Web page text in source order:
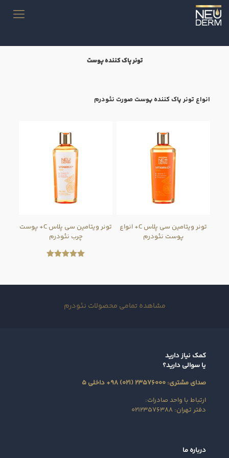
تونر پاک کننده پوست
انواع تونر پاک کننده پوست صورت نئودرم
تونر ویتامین سی پلاس C+ انواع
پوست نئودرم
تونر ویتامین سی پلاس C+ پوست
چرب نئودرم
مشاهده تمامی محصولات نئودرم
کمک نیاز دارید
یا سوالی دارید؟
صدای مشتری: ۲۳۵۷۶۰۰۰ (۰۲۱) ۹۸+ داخلی ۵
ارتباط با واحد صادرات:
دفتر تهران: ۰۲۱۲۳۵۷۶۳۸۸
درباره ما